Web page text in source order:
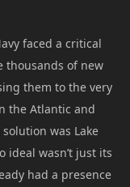
faced a critical
thousands of new
them to the very
the Atlantic and
was Lake
ideal wasn’t just its
had a presence